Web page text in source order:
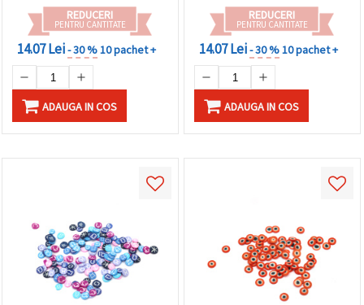
REDUCERI
PENTRU CANTITATE
14.07 Lei- 30 %10 pachet +
ADAUGA IN COS
REDUCERI
PENTRU CANTITATE
14.07 Lei- 30 %10 pachet +
ADAUGA IN COS